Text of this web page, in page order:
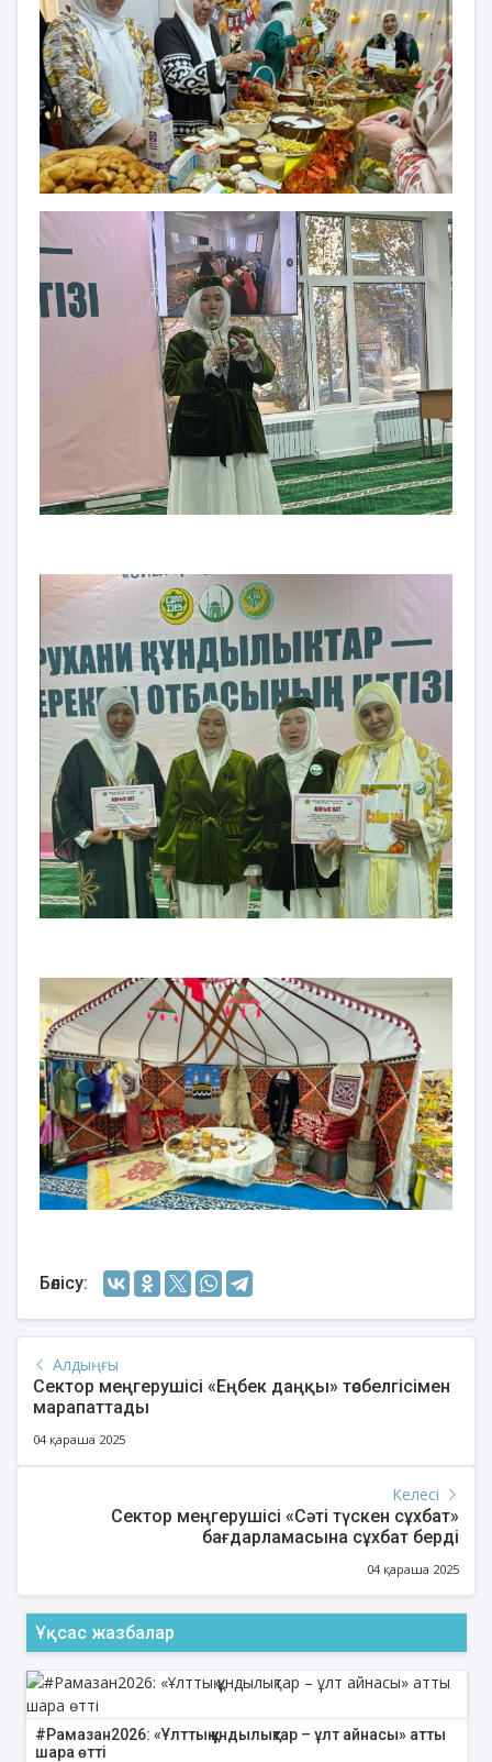
Бөлісу:
Алдыңғы
Сектор меңгерушісі «Еңбек даңқы» төсбелгісімен
марапаттады
04 қараша 2025
Келесі
Сектор меңгерушісі «Сәті түскен сұхбат»
бағдарламасына сұхбат берді
04 қараша 2025
Ұқсас жазбалар
#Рамазан2026: «Ұлттық құндылықтар – ұлт айнасы» атты
шара өтті